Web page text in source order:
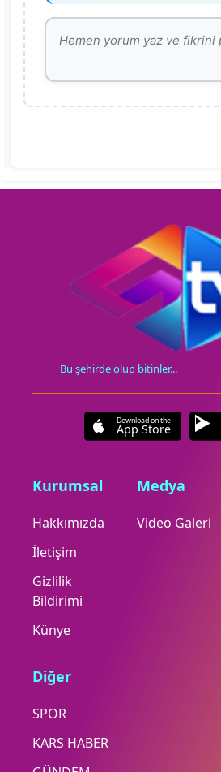
Bu şehirde olup bitinler...
Download on the
App Store
Kurumsal
Hakkımızda
İletişim
Gizlilik
Bildirimi
Künye
Medya
Video Galeri
Diğer
SPOR
KARS HABER